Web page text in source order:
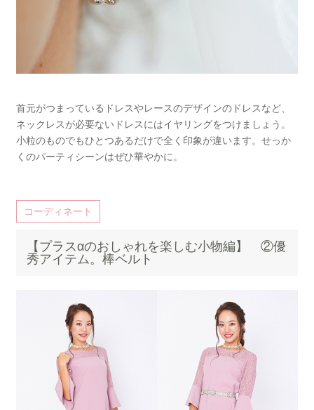
首元がつまっているドレスやレースのデザインのドレスなど、
ネックレスが必要ないドレスにはイヤリングをつけましょう。
小粒のものでもひとつあるだけで全く印象が違います。せっか
くのパーティシーンはぜひ華やかに。
コーディネート
【プラスαのおしゃれを楽しむ小物編】 ②優
秀アイテム。棒ベルト